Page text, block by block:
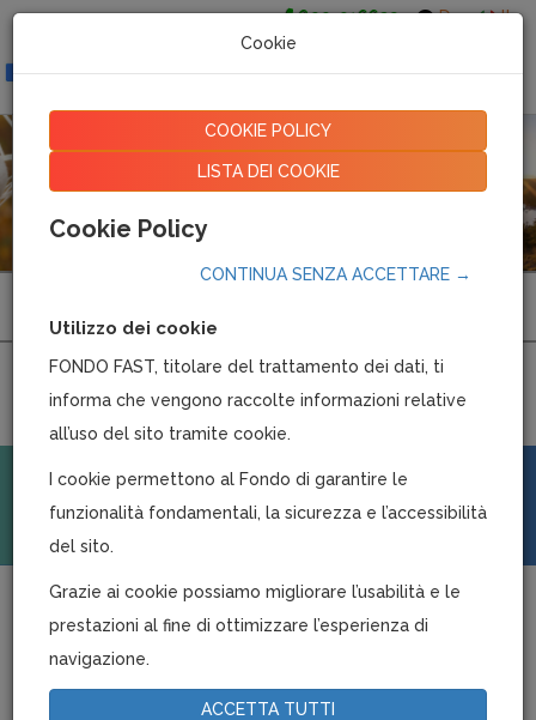
800-016639 De It
Fondo di Assistenza Sanitaria integrativa per i dipendenti
del settore Turismo
TOPICS
PRIMO PIANO
Cookie
COOKIE POLICY
LISTA DEI COOKIE
Cookie Policy
CONTINUA SENZA ACCETTARE →
Utilizzo dei cookie
FONDO FAST, titolare del trattamento dei dati, ti
informa che vengono raccolte informazioni relative
all’uso del sito tramite cookie.
I cookie permettono al Fondo di garantire le
funzionalità fondamentali, la sicurezza e l’accessibilità
del sito.
Grazie ai cookie possiamo migliorare l’usabilità e le
prestazioni al fine di ottimizzare l’esperienza di
navigazione.
ACCETTA TUTTI